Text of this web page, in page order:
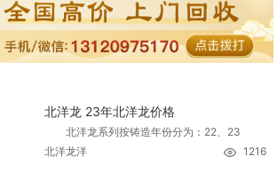
北洋龙 23年北洋龙价格
北洋龙系列按铸造年份分为：22、23
北洋龙洋
1216